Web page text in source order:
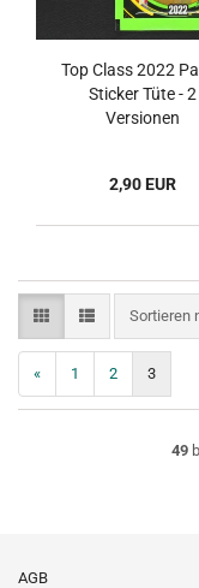
Top Class 2022
Sticker Tüte - 2
Versionen
2,90 EUR
Sortieren
Sortieren
« 1 2 3
49
AGB